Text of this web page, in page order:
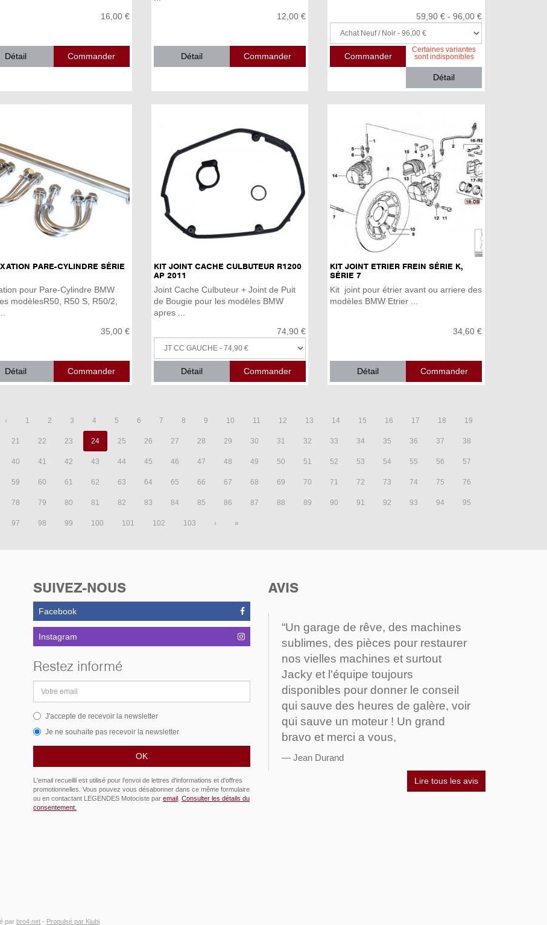
16,00 €
Détail
12,00 €
Détail
59,90 € - 96,00 €
Certaines variantes
sont indisponibles
Détail
PARE-CYLINDRE SÉRIE
pour Pare-Cylindre BMW
modèlesR50, R50 S, R50/2,
35,00 €
Détail
KIT JOINT CACHE CULBUTEUR R1200
AP 2011
Joint Cache Culbuteur + Joint de Puit
de Bougie pour les modèles BMW
apres ...
74,90 €
Détail
KIT JOINT ETRIER FREIN SÉRIE K,
SÉRIE 7
Kit joint pour étrier avant ou arriere des
modèles BMW Etrier ...
34,60 €
Détail
‹ 1 2 3 4 5 6 7 8 9 10 11 12 13 14 15 16 17 18 19
21 22 23 24 25 26 27 28 29 30 31 32 33 34 35 36 37 38
40 41 42 43 44 45 46 47 48 49 50 51 52 53 54 55 56 57
59 60 61 62 63 64 65 66 67 68 69 70 71 72 73 74 75 76
78 79 80 81 82 83 84 85 86 87 88 89 90 91 92 93 94 95
97 98 99 100 101 102 103 › »
SUIVEZ-NOUS
Facebook
Instagram
Restez informé
email
J'accepte de recevoir la newsletter
Je ne souhaite pas recevoir la newsletter
L'email recueilli est utilisé pour l'envoi de lettres d'informations et d'offres
promotionnelles. Vous pouvez vous désabonner dans ce même formulaire
ou en contactant LEGENDES Motociste par email Consulter les détails du
consentement.
AVIS
“Un garage de rêve, des machines
sublimes, des pièces pour restaurer
nos vielles machines et surtout
Jacky et l'équipe toujours
disponibles pour donner le conseil
qui sauve des heures de galère, voir
qui sauve un moteur ! Un grand
bravo et merci a vous,
Jean Durand
Lire tous les avis
par bro4.net - Propulsé par Kiubi